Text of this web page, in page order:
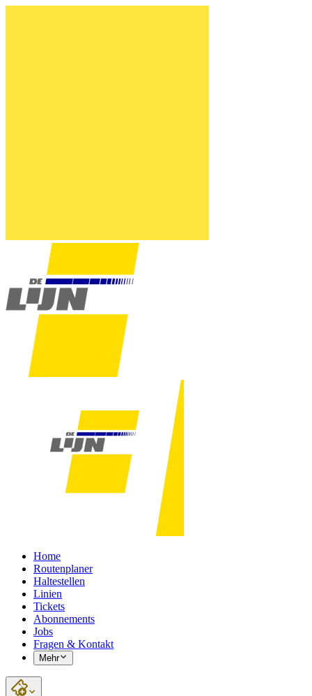
Home
Routenplaner
Haltestellen
Linien
Tickets
Abonnements
Jobs
Fragen & Kontakt
Mehr